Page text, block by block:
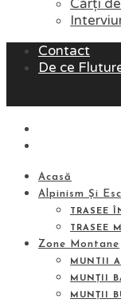
Cărți
Contact
De ce
Acasă
Alpinism Și
TRASEE
TRASEE
Zone Montane
MUNTII
MUNȚII
MUNȚII